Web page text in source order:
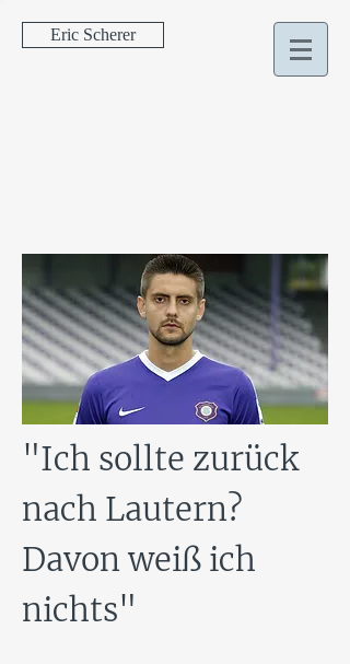
Eric Scherer
"Ich sollte zurück
nach Lautern?
Davon weiß ich
nichts"